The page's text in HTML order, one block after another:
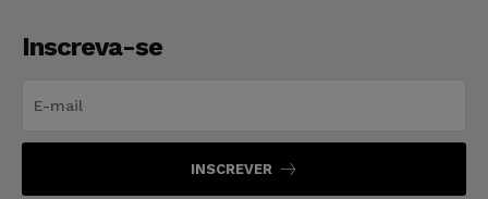
Inscreva-se
INSCREVER